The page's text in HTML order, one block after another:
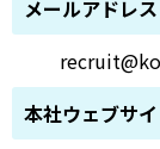
メールアドレス
本社ウェブサ